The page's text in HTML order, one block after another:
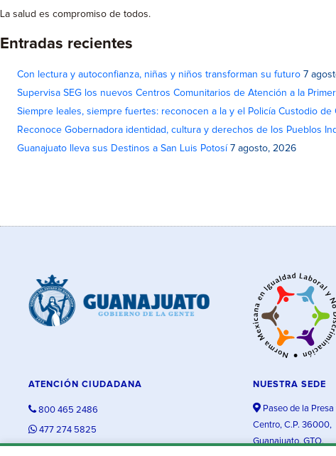
La salud es compromiso de todos.
Entradas recientes
Con lectura y autoconfianza, niñas y niños transforman su futuro 7
Supervisa SEG los nuevos Centros Comunitarios de Atención a la
Siempre leales, siempre fuertes: reconocen a la y el Policía Custodio de
Reconoce Gobernadora identidad, cultura y derechos de los Pueblos
Guanajuato lleva sus Destinos a San Luis Potosí 7 agosto, 2026
ATENCIÓN CIUDADANA
800 465 2486
477 274 5825
NUESTRA SEDE
Paseo de la Presa
Centro, C.P. 36000,
Guanajuato, GTO.